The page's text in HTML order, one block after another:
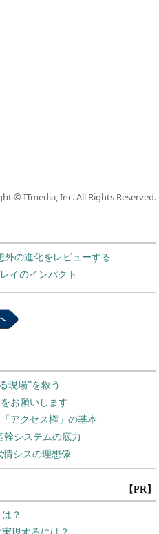
© ITmedia, Inc. All Rights Reserved.
外の進化をレビューする
イのインパクト
【PR】
？